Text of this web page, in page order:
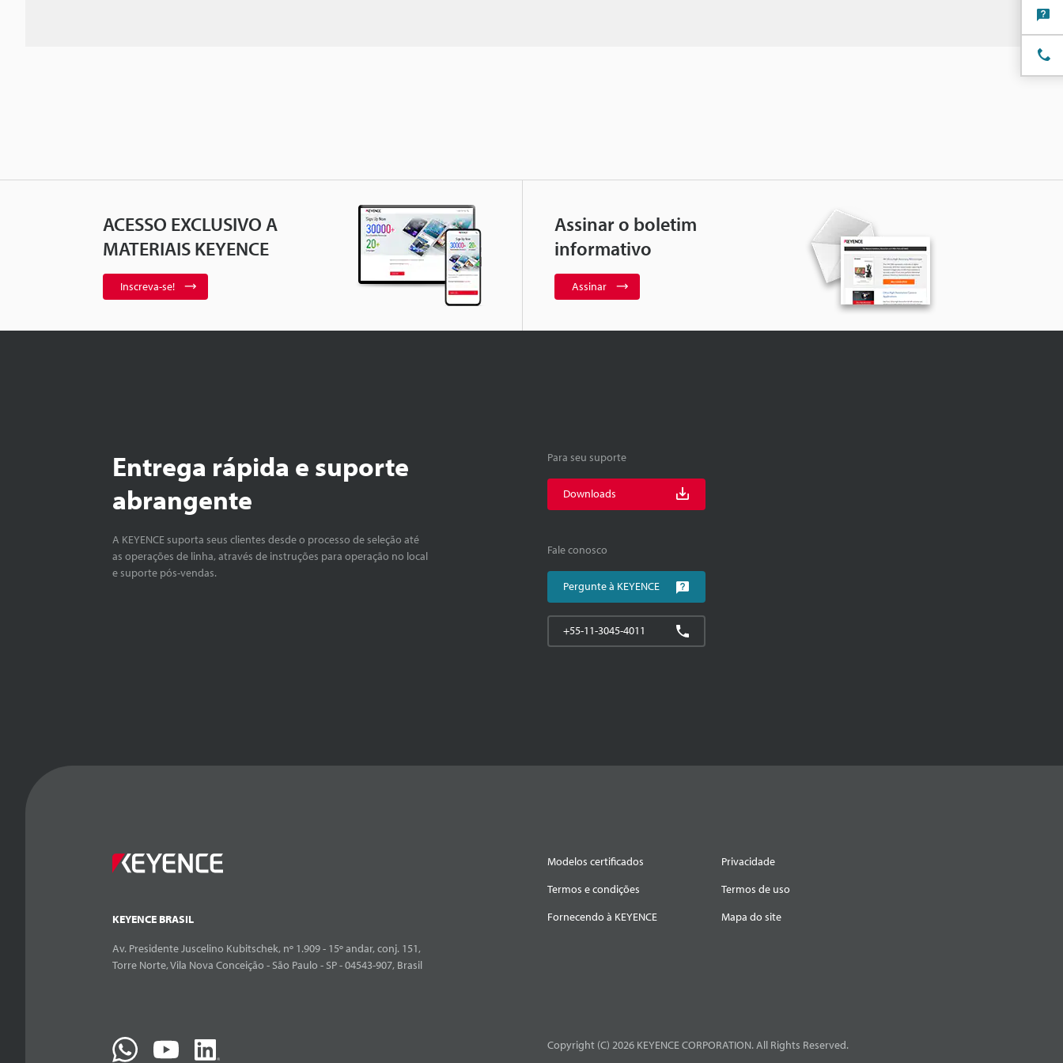
ACESSO EXCLUSIVO A
MATERIAIS KEYENCE
Inscreva-se!
Assinar o boletim
informativo
Assinar
Entrega rápida e suporte
abrangente
A KEYENCE suporta seus clientes desde o processo de seleção até
as operações de linha, através de instruções para operação no local
e suporte pós-vendas.
Para seu suporte
Downloads
Fale conosco
Pergunte à KEYENCE
+55-11-3045-4011
KEYENCE BRASIL
Av. Presidente Juscelino Kubitschek, nº 1.909 - 15º andar, conj. 151,
Torre Norte, Vila Nova Conceição - São Paulo - SP - 04543-907, Brasil
Modelos certificados
Privacidade
Termos e condições
Termos de uso
Fornecendo à KEYENCE
Mapa do site
Copyright (C) 2026 KEYENCE CORPORATION. All Rights Reserved.